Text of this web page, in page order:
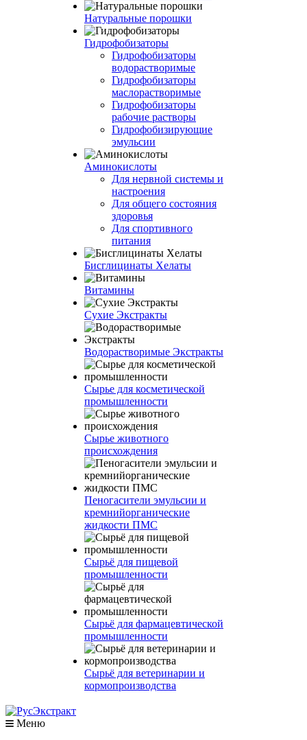
Натуральные порошки
Гидрофобизаторы
Гидрофобизаторы
водорастворимые
Гидрофобизаторы
маслорастворимые
Гидрофобизаторы
рабочие растворы
Гидрофобизирующие
эмульсии
Аминокислоты
Для нервной системы и
настроения
Для общего состояния
здоровья
Для спортивного
питания
Бисглицинаты Хелаты
Витамины
Сухие Экстракты
Водорастворимые Экстракты
Сырье для косметической
промышленности
Сырье животного
происхождения
Пеногасители эмульсии и
кремнийорганические
жидкости ПМС
Сырьё для пищевой
промышленности
Сырьё для фармацевтической
промышленности
Сырьё для ветеринарии и
кормопроизводства
Меню